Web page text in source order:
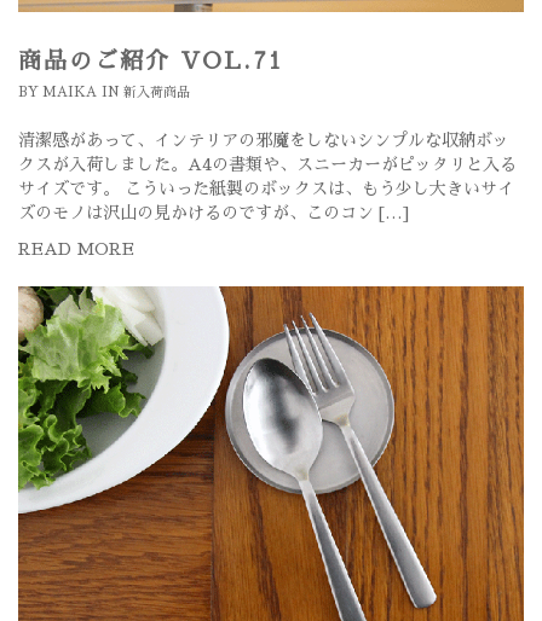
商品のご紹介 VOL.71
BY MAIKA IN 新入荷商品
清潔感があって、インテリアの邪魔をしないシンプルな収納ボッ
クスが入荷しました。A4の書類や、スニーカーがピッタリと入る
サイズです。 こういった紙製のボックスは、もう少し大きいサイ
ズのモノは沢山の見かけるのですが、このコン […]
READ MORE